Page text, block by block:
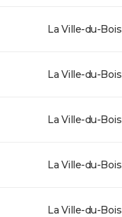
La Ville-du-Bois
La Ville-du-Bois
La Ville-du-Bois
La Ville-du-Bois
La Ville-du-Bois